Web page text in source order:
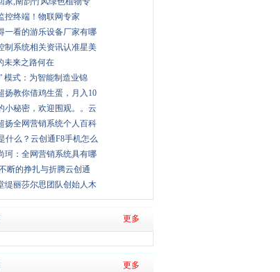
控终端！物联网专家
一看的游乐设备厂家有哪
制系统相关资讯认准星美
未来之路何在
模式：为智能制造业锦
扬教你借鸡生蛋，月入10
小秘密，欢迎围观。。云
扬全网营销系统个人百科
什么？云创通F8手机怎么
珂：全网营销系统具有哪
断的挣扎与折腾云创通
缇丽莎尔思团队创始人木
更多
更多